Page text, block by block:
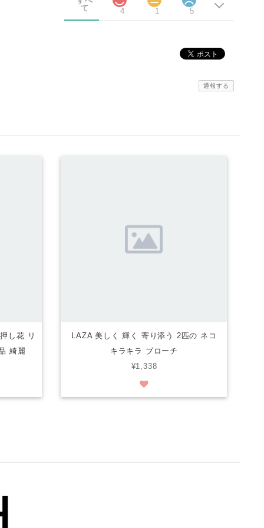
て
4 1 5
通報する
し花 リ
綺麗
LAZA 美しく 輝く 寄り添う 2匹の ネコ
キラキラ ブローチ
¥1,338